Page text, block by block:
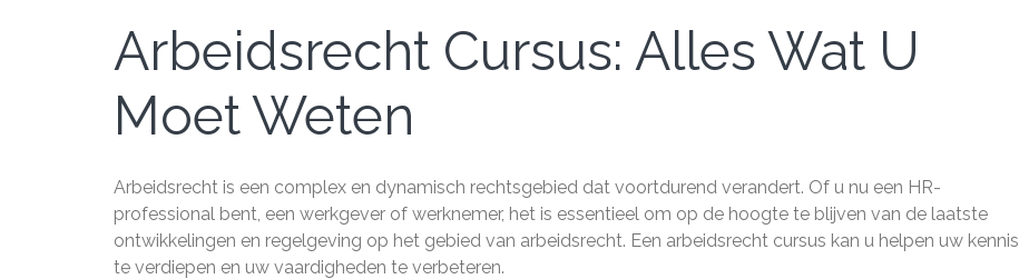
Arbeidsrecht Cursus: Alles Wat U
Moet Weten
Arbeidsrecht is een complex en dynamisch rechtsgebied dat voortdurend verandert. Of u nu een HR-
professional bent, een werkgever of werknemer, het is essentieel om op de hoogte te blijven van de laatste
ontwikkelingen en regelgeving op het gebied van arbeidsrecht. Een arbeidsrecht cursus kan u helpen uw kennis
te verdiepen en uw vaardigheden te verbeteren.